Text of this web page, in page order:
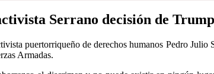
Serrano decisión de
puertorriqueño de derechos humanos Pedro
Armadas.